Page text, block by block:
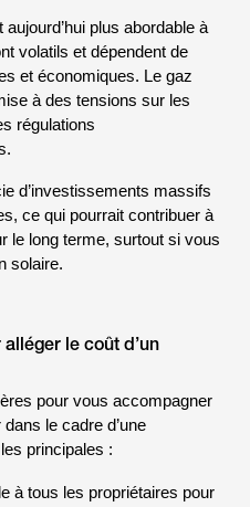
plus abordable à
volatils et dépendent de
et économiques. Le gaz
à des tensions sur les
régulations
d’investissements massifs
ce qui pourrait contribuer à
le long terme, surtout si vous
solaire.
le coût d’un
pour vous accompagner
le cadre d’une
principales :
à tous les propriétaires pour